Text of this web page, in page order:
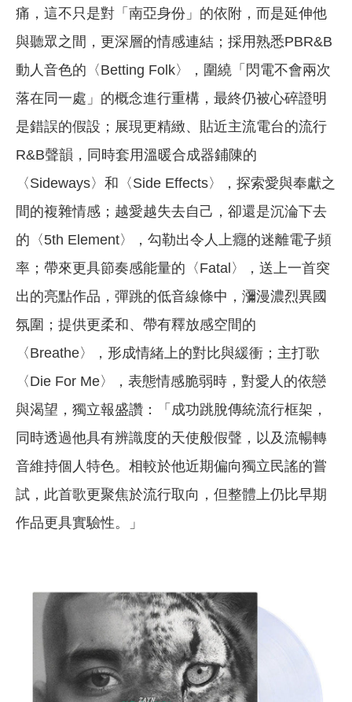
痛，這不只是對「南亞身份」的依附，而是延伸他
與聽眾之間，更深層的情感連結；採用熟悉PBR&B
動人音色的〈Betting Folk〉，圍繞「閃電不會兩次
落在同一處」的概念進行重構，最終仍被心碎證明
是錯誤的假設；展現更精緻、貼近主流電台的流行
R&B聲韻，同時套用溫暖合成器鋪陳的
〈Sideways〉和〈Side Effects〉，探索愛與奉獻之
間的複雜情感；越愛越失去自己，卻還是沉淪下去
的〈5th Element〉，勾勒出令人上癮的迷離電子頻
率；帶來更具節奏感能量的〈Fatal〉，送上一首突
出的亮點作品，彈跳的低音線條中，瀰漫濃烈異國
氛圍；提供更柔和、帶有釋放感空間的
〈Breathe〉，形成情緒上的對比與緩衝；主打歌
〈Die For Me〉，表態情感脆弱時，對愛人的依戀
與渴望，獨立報盛讚：「成功跳脫傳統流行框架，
同時透過他具有辨識度的天使般假聲，以及流暢轉
音維持個人特色。相較於他近期偏向獨立民謠的嘗
試，此首歌更聚焦於流行取向，但整體上仍比早期
作品更具實驗性。」